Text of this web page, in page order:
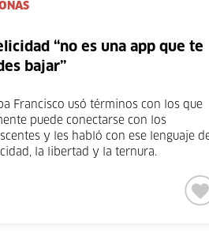
“no es una app que te
bajar”
Francisco usó términos con los que
puede conectarse con los
y les habló con ese lenguaje
la libertad y la ternura.